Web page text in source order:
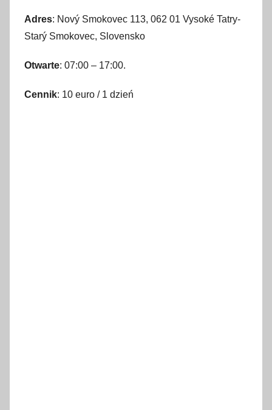
Adres: Nový Smokovec 113, 062 01 Vysoké Tatry-
Starý Smokovec, Slovensko
Otwarte: 07:00 – 17:00.
Cennik: 10 euro / 1 dzień